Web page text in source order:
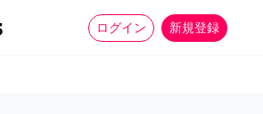
ログイン 新規登録
家事 more_horiz